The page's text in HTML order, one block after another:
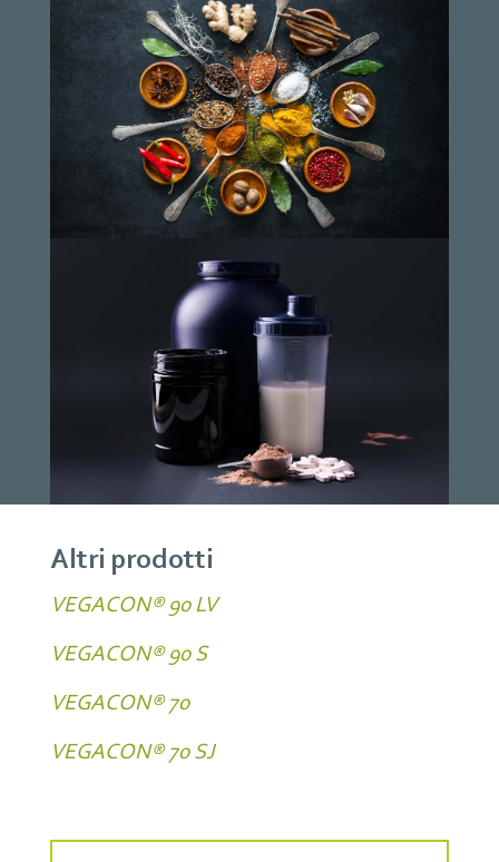
Altri prodotti
VEGACON® 90 LV
VEGACON® 90 S
VEGACON® 70
VEGACON® 70 SJ